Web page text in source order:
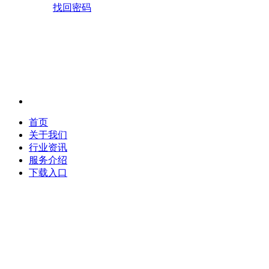
找回密码
首页
关于我们
行业资讯
服务介绍
下载入口